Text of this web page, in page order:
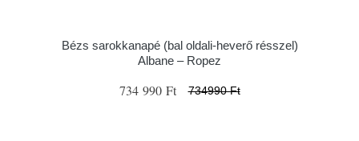
Bézs sarokkanapé (bal oldali-heverő résszel)
Albane – Ropez
734 990 Ft 734990 Ft